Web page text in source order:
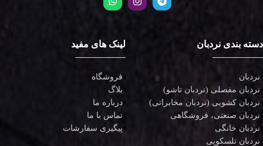
دسته بندی نردبان
نردبان
نردبان مفصلی (نردبان تاشو)
نردبان کشویی (نردبان مخابراتی)
نردبان صنعتی، فروشگاهی
نردبان خانگی
نردبان تلسکوپی
لینک های مفید
فروشگاه
بلاگ
درباره ما
تماس با ما
پیگیری سفارشات